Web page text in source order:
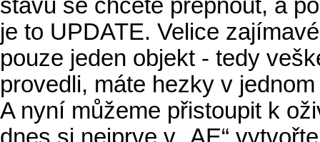
stavu se chcete přepnout, a
je to UPDATE. Velice
pouze jeden objekt - tedy
provedli, máte hezky v
A nyní můžeme přistoupit k